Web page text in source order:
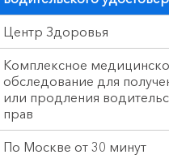
Центр Здоровья
Комплексное
обследование для
или продления
прав
По Москве от 30 минут